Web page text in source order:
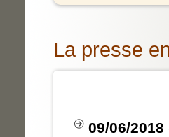
La presse
09/06/2018